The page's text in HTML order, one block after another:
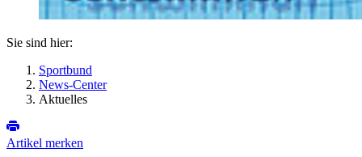
Sie sind hier:
Sportbund
News-Center
Aktuelles
Artikel merken